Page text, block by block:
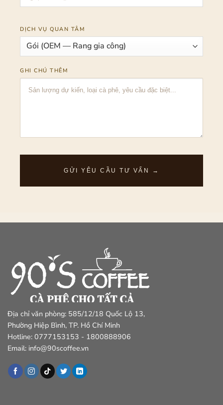
DỊCH VỤ QUAN TÂM
GHI CHÚ THÊM
Địa chỉ văn phòng: 585/12/18 Quốc Lộ 13,
Phường Hiệp Bình, TP. Hồ Chí Minh
Hotline: 0777153153 - 1800888906
Email: info@90scoffee.vn